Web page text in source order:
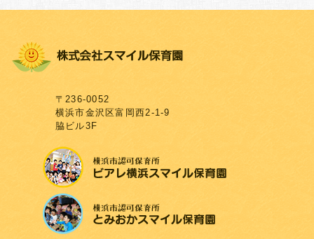
〒236-0052
横浜市金沢区富岡西2-1-9
脇ビル3F